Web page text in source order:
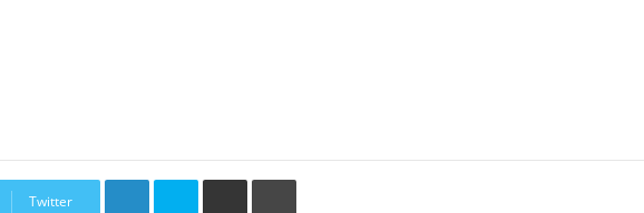
Twitter
Linkedin Skype